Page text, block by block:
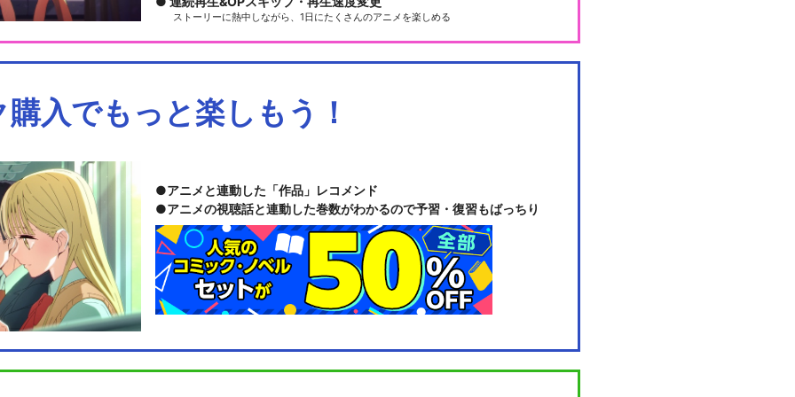
ストーリーに熱中しながら、1日にたくさんのアニメを楽しめる
入でもっと楽しもう！
アニメと連動した「作品」レコメンド
アニメの視聴話と連動した巻数がわかるので予習・復習もばっちり